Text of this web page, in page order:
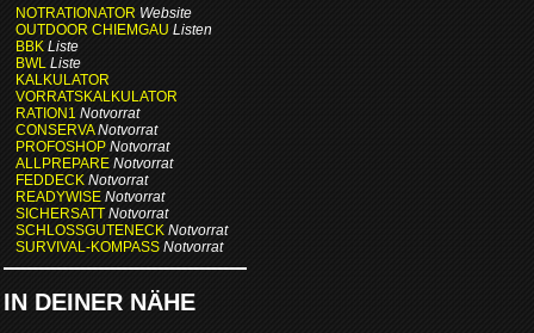
NOTRATIONATOR Website
OUTDOOR CHIEMGAU Listen
BBK Liste
BWL Liste
KALKULATOR
VORRATSKALKULATOR
RATION1 Notvorrat
CONSERVA Notvorrat
PROFOSHOP Notvorrat
ALLPREPARE Notvorrat
FEDDECK Notvorrat
READYWISE Notvorrat
SICHERSATT Notvorrat
SCHLOSSGUTENECK Notvorrat
SURVIVAL-KOMPASS Notvorrat
IN DEINER NÄHE